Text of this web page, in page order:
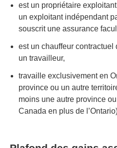
est un propriétaire
un exploitant indépendant
souscrit une assurance
est un chauffeur
un travailleur,
travaille exclusivement en
province ou un autre
moins une autre province
Canada en plus de